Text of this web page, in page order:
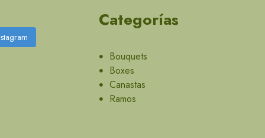
Categorías
Bouquets
Boxes
Canastas
Ramos